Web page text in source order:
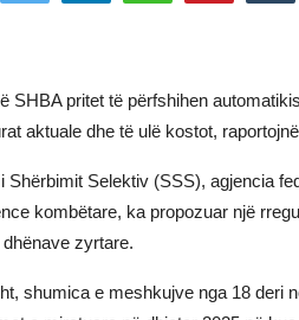
SHBA pritet të përfshihen
aktuale dhe të ulë kostot,
Shërbimit Selektiv (SSS), agjencia
kombëtare, ka propozuar një
zyrtare.
shumica e meshkujve nga 18 deri